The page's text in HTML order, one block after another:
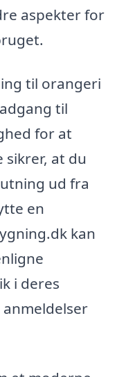
aspekter for
til orangeri
til
for at
at du
ud fra
en
kan
i deres